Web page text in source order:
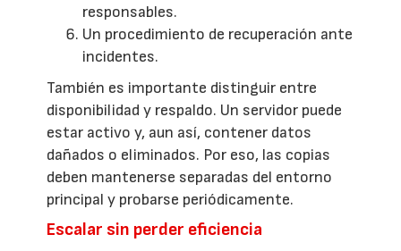
responsables.
Un procedimiento de recuperación ante
incidentes.
También es importante distinguir entre
disponibilidad y respaldo. Un servidor puede
estar activo y, aun así, contener datos
dañados o eliminados. Por eso, las copias
deben mantenerse separadas del entorno
principal y probarse periódicamente.
Escalar sin perder eficiencia